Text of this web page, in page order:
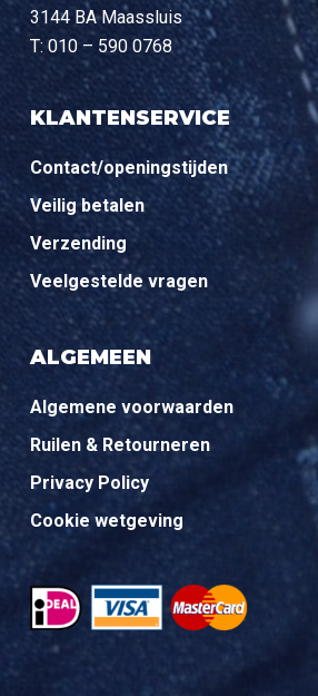
3144 BA Maassluis
T: 010 – 590 0768
KLANTENSERVICE
Contact/openingstijden
Veilig betalen
Verzending
Veelgestelde vragen
ALGEMEEN
Algemene voorwaarden
Ruilen & Retourneren
Privacy Policy
Cookie wetgeving